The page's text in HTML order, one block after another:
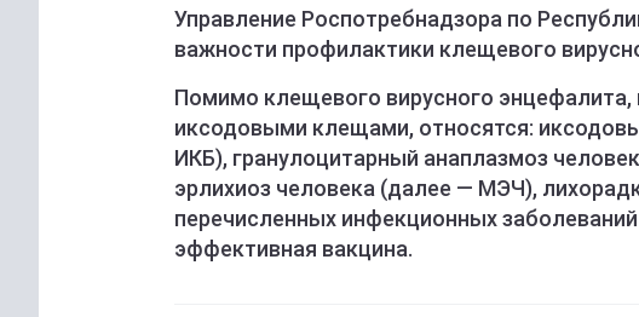
Управление Роспотребнадзора по
важности профилактики клещевого
Помимо клещевого вирусного
иксодовыми клещами, относятся:
ИКБ), гранулоцитарный анаплазмоз
эрлихиоз человека (далее — МЭЧ),
перечисленных инфекционных
эффективная вакцина.